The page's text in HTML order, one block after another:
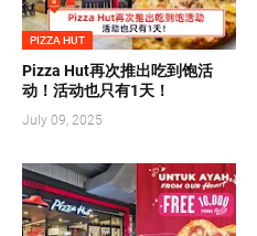
PIZZA HUT
Pizza Hut再次推出吃到饱活
动！活动也只有1天！
July 09, 2025